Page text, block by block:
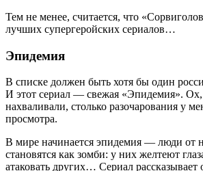
Тем не менее, считается, что
лучших супергеройских сериалов…
Эпидемия
В списке должен быть хотя бы один
И этот сериал — свежая «Эпидемия». Ох,
нахваливали, столько разочарования у
просмотра.
В мире начинается эпидемия — люди от
становятся как зомби: у них желтеют
атаковать других… Сериал рассказывает